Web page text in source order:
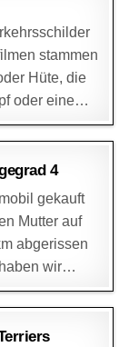
stammen
Hüte, die
oder eine…
4
gekauft
Mutter auf
abgerissen
wir…